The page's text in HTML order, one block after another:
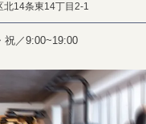
14条東14丁目2-1
祝／9:00~19:00